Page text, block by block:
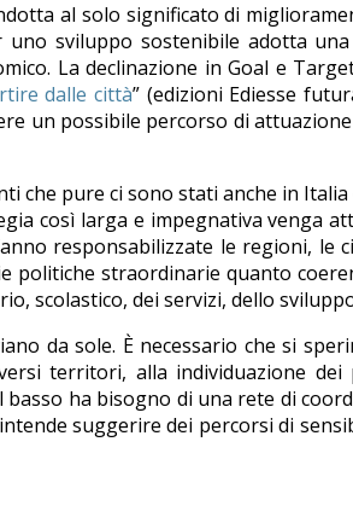
al solo significato di
uno sviluppo sostenibile adotta
La declinazione in Goal e
dalle città” (edizioni Ediesse
un possibile percorso di
che pure ci sono stati anche in
così larga e impegnativa venga
responsabilizzate le regioni,
politiche straordinarie quanto
scolastico, dei servizi, dello
da sole. È necessario che si
territori, alla individuazione
ha bisogno di una rete di
suggerire dei percorsi di